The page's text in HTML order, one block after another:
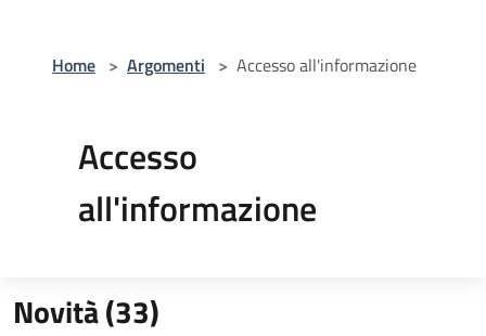
Home > Argomenti > Accesso all'informazione
Accesso
all'informazione
Novità (33)